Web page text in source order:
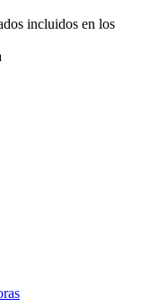
incluidos en los